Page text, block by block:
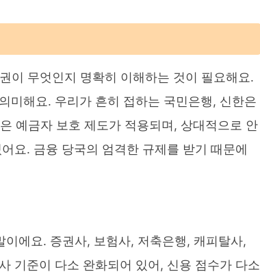
이 무엇인지 명확히 이해하는 것이 필요해요.
미해요. 우리가 흔히 접하는 국민은행, 신한은
예금자 보호 제도가 적용되며, 상대적으로 안
요. 금융 당국의 엄격한 규제를 받기 때문에
에요. 증권사, 보험사, 저축은행, 캐피탈사,
기준이 다소 완화되어 있어, 신용 점수가 다소